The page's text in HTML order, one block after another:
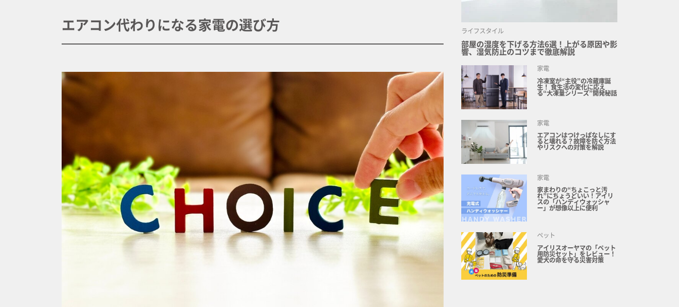
エアコン代わりになる家電の選び方 ライフスタイル
部屋の湿度を下げる方法6選！上がる原因や影
響、湿気防止のコツまで徹底解説
家電
冷凍室が“主役”の冷蔵庫誕
生！ 食生活の変化に応え
る“大凍量シリーズ”開発秘話
家電
エアコンはつけっぱなしにす
ると壊れる？故障を防ぐ方法
やリスクへの対策を解説
家電
家まわりの“ちょこっと汚
れ”にちょうどいい！アイリ
スの「ハンディウォッシャ
ー」が想像以上に便利
ペット
アイリスオーヤマの「ペット
用防災セット」をレビュー！
愛犬の命を守る災害対策